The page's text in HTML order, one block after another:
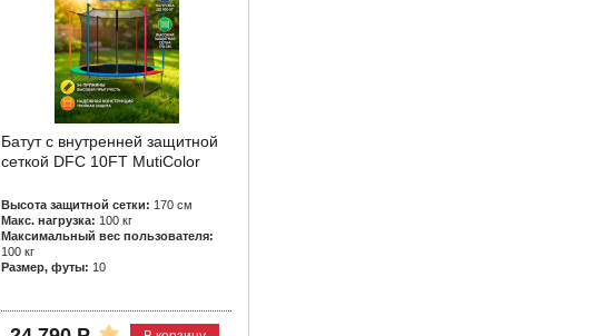
Батут с внутренней защитной
сеткой DFC 10FT MutiColor
Высота защитной сетки: 170 см
Макс. нагрузка: 100 кг
Максимальный вес пользователя:
100 кг
Размер, футы: 10